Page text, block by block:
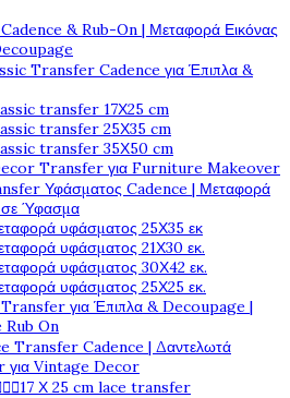
& Rub-On | Μεταφορά Εικόνας
Transfer Cadence για Έπιπλα &
transfer 17Χ25 cm
transfer 25Χ35 cm
transfer 35Χ50 cm
Transfer για Furniture Makeover
Υφάσματος Cadence | Μεταφορά
σε Ύφασμα
υφάσματος 25Χ35 εκ
υφάσματος 21Χ30 εκ.
υφάσματος 30Χ42 εκ.
υφάσματος 25Χ25 εκ.
για Έπιπλα & Decoupage |
Rub On
Transfer Cadence | Δαντελωτά
για Vintage Decor
17 Χ 25 cm lace transfer